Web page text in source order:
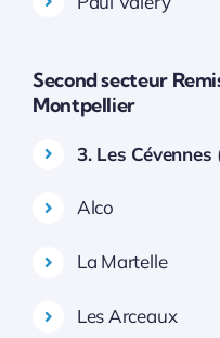
Second secteur
Montpellier
3. Les Cévennes
Alco
La Martelle
Les Arceaux